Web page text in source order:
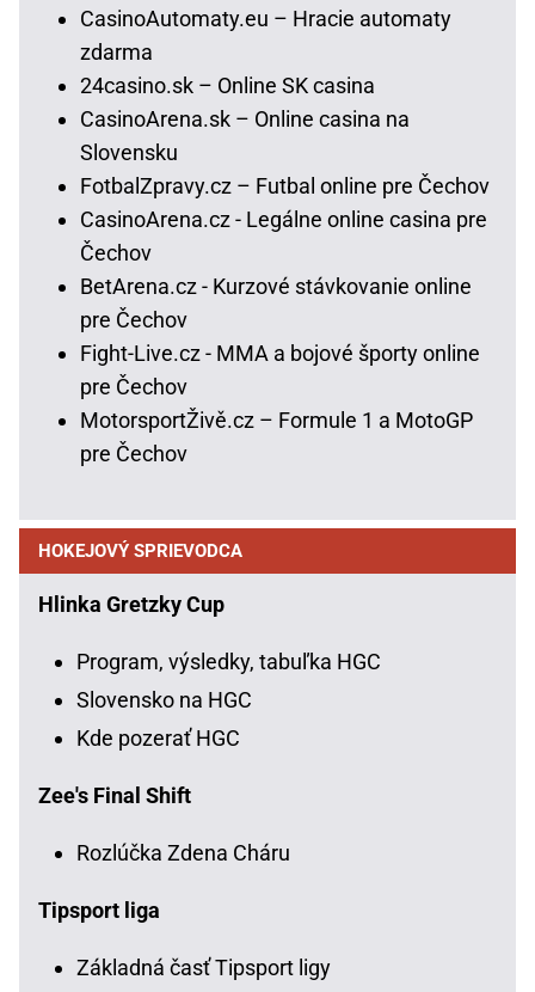
CasinoAutomaty.eu – Hracie automaty
zdarma
24casino.sk – Online SK casina
CasinoArena.sk – Online casina na
Slovensku
FotbalZpravy.cz – Futbal online pre Čechov
CasinoArena.cz - Legálne online casina pre
Čechov
BetArena.cz - Kurzové stávkovanie online
pre Čechov
Fight-Live.cz - MMA a bojové športy online
pre Čechov
MotorsportŽivě.cz – Formule 1 a MotoGP
pre Čechov
HOKEJOVÝ SPRIEVODCA
Hlinka Gretzky Cup
Program, výsledky, tabuľka HGC
Slovensko na HGC
Kde pozerať HGC
Zee's Final Shift
Rozlúčka Zdena Cháru
Tipsport liga
Základná časť Tipsport ligy